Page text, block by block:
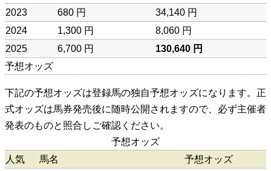
2023
680 円
34,140 円
2024
1,300 円
8,060 円
2025
6,700 円
130,640 円
予想オッズ
下記の予想オッズは登録馬の独自予想オッズになります。正
式オッズは馬券発売後に随時公開されますので、必ず主催者
発表のものと照合しご確認ください。
予想オッズ
人気
馬名
予想オッズ